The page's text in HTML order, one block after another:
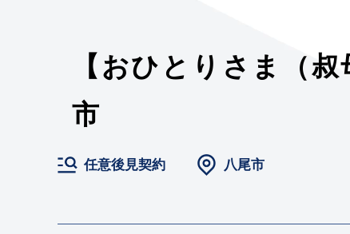
【おひとりさま（
市
任意後見契約 八尾市